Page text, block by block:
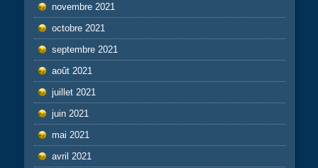
novembre 2021
octobre 2021
septembre 2021
août 2021
juillet 2021
juin 2021
mai 2021
avril 2021